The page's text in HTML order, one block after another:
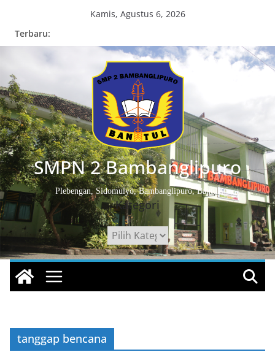
Kamis, Agustus 6, 2026
Terbaru:
SMPN 2 Bambanglipuro
Plebengan, Sidomulyo, Bambanglipuro, Bantul
Kategori
Kategori
tanggap bencana